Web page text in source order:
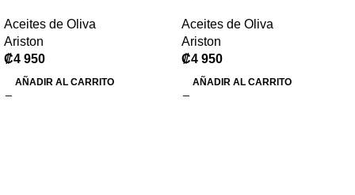
Aceites de Oliva
Ariston
₡4 950
AÑADIR AL CARRITO
Aceites de Oliva
Ariston
₡4 950
AÑADIR AL CARRITO